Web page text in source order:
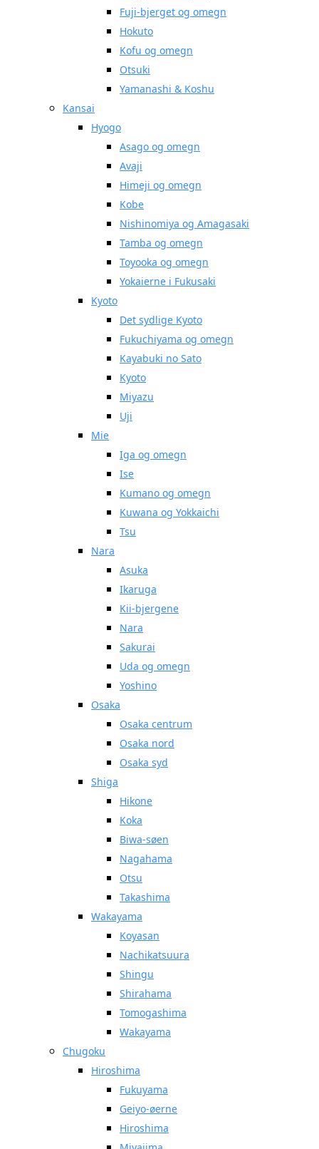
Fuji-bjerget og omegn
Hokuto
Kofu og omegn
Otsuki
Yamanashi & Koshu
Kansai
Hyogo
Asago og omegn
Avaji
Himeji og omegn
Kobe
Nishinomiya og Amagasaki
Tamba og omegn
Toyooka og omegn
Yokaierne i Fukusaki
Kyoto
Det sydlige Kyoto
Fukuchiyama og omegn
Kayabuki no Sato
Kyoto
Miyazu
Uji
Mie
Iga og omegn
Ise
Kumano og omegn
Kuwana og Yokkaichi
Tsu
Nara
Asuka
Ikaruga
Kii-bjergene
Nara
Sakurai
Uda og omegn
Yoshino
Osaka
Osaka centrum
Osaka nord
Osaka syd
Shiga
Hikone
Koka
Biwa-søen
Nagahama
Otsu
Takashima
Wakayama
Koyasan
Nachikatsuura
Shingu
Shirahama
Tomogashima
Wakayama
Chugoku
Hiroshima
Fukuyama
Geiyo-øerne
Hiroshima